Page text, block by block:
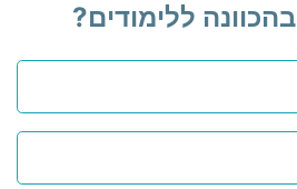
בהכוונה ללימודים?